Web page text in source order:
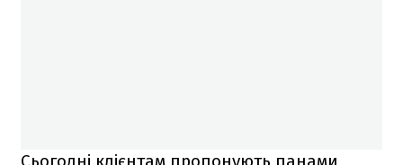
Сьогодні клієнтам пропонують панами,